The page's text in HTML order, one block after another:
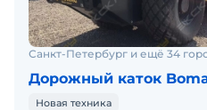
Санкт-Петербург и ещё 34
Дорожный каток
Новая техника